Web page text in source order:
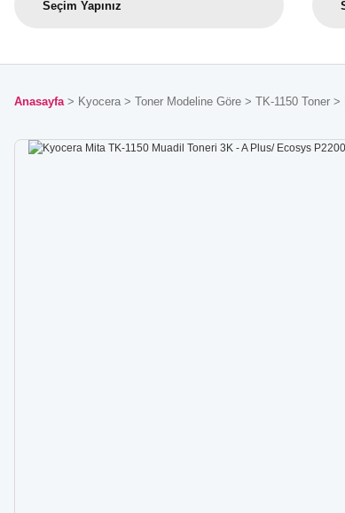
Anasayfa Kyocera Toner Modeline Göre TK-1150 Toner